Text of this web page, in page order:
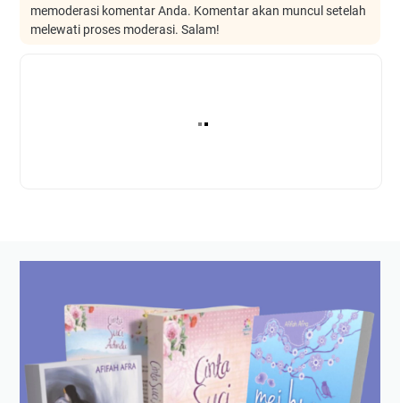
memoderasi komentar Anda. Komentar akan muncul setelah
melewati proses moderasi. Salam!